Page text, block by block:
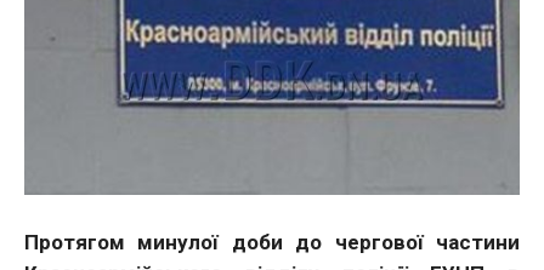
Протягом минулої доби до чергової частини